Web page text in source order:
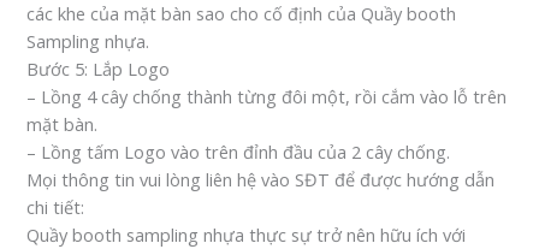
các khe của mặt bàn sao cho cố định của Quầy booth
Sampling nhựa.
Bước 5: Lắp Logo
– Lồng 4 cây chống thành từng đôi một, rồi cắm vào lỗ trên
mặt bàn.
– Lồng tấm Logo vào trên đỉnh đầu của 2 cây chống.
Mọi thông tin vui lòng liên hệ vào SĐT để được hướng dẫn
chi tiết:
Quầy booth sampling nhựa thực sự trở nên hữu ích với